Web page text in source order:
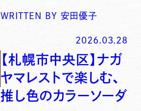
WRITTEN BY 安田優子
2026.03.28
【札幌市中央区】ナガ
ヤマレストで楽しむ、
推し色のカラーソーダ